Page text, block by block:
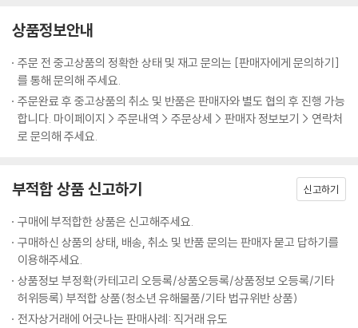
전히 끝나지 않은 일이다. 당대 사회가 그를 향해 가했던 비난과 억압, 여성
이라는 이유로 자유로운 연애와 직업 활동, 자기표현을 금기시했던 분위기
는 오늘날에도 다양한 형태로 반복되고 있다. 결혼과 출산, 육아를 둘러싼
선택을 여성 개인의 삶이 아닌 ‘당연한 의무’처럼 강요하는 사회적 시선, 경
력 단절과 임금 격차 같은 구조적 차별, 온라인 공간 등에서 여성을 향한 혐
한 여성들이 자신의 목소리를 자유롭게 내는 일 역시 여전히 쉽지 않다. 다
양한 낙인과 조롱이 일상화되어 있고, SNS나 댓글 문화 속에서도 여성의
존재 자체를 폄하하거나 침묵시키려는 시도가 끊이지 않는다.
그렇기에 나혜석의 삶을 다시 살피는 일은 단순히 과거를 복원하거나 기념
하기 위한 일이 아니다. 그것은 지금 여기, 우리가 살아가는 사회에서 여성
으로 존재한다는 것의 의미를 되돌아보고, 여전히 해결되지 않은 과제를
마주하는 일이자, 그 자체로 현재와 미래를 향한 질문이자 선언이다. 여성
수원여성문화공간 휴(休)는 ‘여성길 걷기’ 프로그램을 2년째 이어오고 있
나지 않은 일임을 절감한다. 『내 마음 하나 잊지 말자는 것이다』는 단순한
전기가 아니다. 여성의 독립과 자유를 외쳤던 한 혁명가의 이야기이자, 지
금도 계속되고 있는 우리 시대의 이야기다. 잊힌 이름을 다시 부르고, 침묵
속에 있던 목소리를 꺼내는 작업. 바로 이 책을 통해 우리는 나혜석이 꿈꾸
었던 세계를 함께 상상할 수 있다.
상품정보안내
주문 전 중고상품의 정확한 상태 및 재고 문의는 [판매자에게 문의하기]
를 통해 문의해 주세요.
주문완료 후 중고상품의 취소 및 반품은 판매자와 별도 협의 후 진행 가능
합니다. 마이페이지 > 주문내역 > 주문상세 > 판매자 정보보기 > 연락처
로 문의해 주세요.
부적합 상품 신고하기 신고하기
구매에 부적합한 상품은 신고해주세요.
구매하신 상품의 상태, 배송, 취소 및 반품 문의는 판매자 묻고 답하기를
이용해주세요.
상품정보 부정확(카테고리 오등록/상품오등록/상품정보 오등록/기타
허위등록) 부적합 상품(청소년 유해물품/기타 법규위반 상품)
전자상거래에 어긋나는 판매사례: 직거래 유도